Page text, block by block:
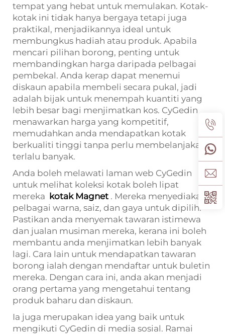
tempat yang hebat untuk memulakan. Kotak-
kotak ini tidak hanya bergaya tetapi juga
praktikal, menjadikannya ideal untuk
membungkus hadiah atau produk. Apabila
mencari pilihan borong, penting untuk
membandingkan harga daripada pelbagai
pembekal. Anda kerap dapat menemui
diskaun apabila membeli secara pukal, jadi
adalah bijak untuk menempah kuantiti yang
lebih besar bagi menjimatkan kos. CyGedin
menawarkan harga yang kompetitif,
memudahkan anda mendapatkan kotak
berkualiti tinggi tanpa perlu membelanjakan
terlalu banyak.
Anda boleh melawati laman web CyGedin
untuk melihat koleksi kotak boleh lipat
mereka kotak Magnet . Mereka menyediakan
pelbagai warna, saiz, dan gaya untuk dipilih.
Pastikan anda menyemak tawaran istimewa
dan jualan musiman mereka, kerana ini boleh
membantu anda menjimatkan lebih banyak
lagi. Cara lain untuk mendapatkan tawaran
borong ialah dengan mendaftar untuk buletin
mereka. Dengan cara ini, anda akan menjadi
orang pertama yang mengetahui tentang
produk baharu dan diskaun.
Ia juga merupakan idea yang baik untuk
mengikuti CyGedin di media sosial. Ramai